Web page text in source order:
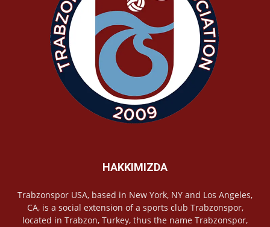
HAKKIMIZDA
Trabzonspor USA, based in New York, NY and Los Angeles,
CA, is a social extension of a sports club Trabzonspor,
located in Trabzon, Turkey, thus the name Trabzonspor,